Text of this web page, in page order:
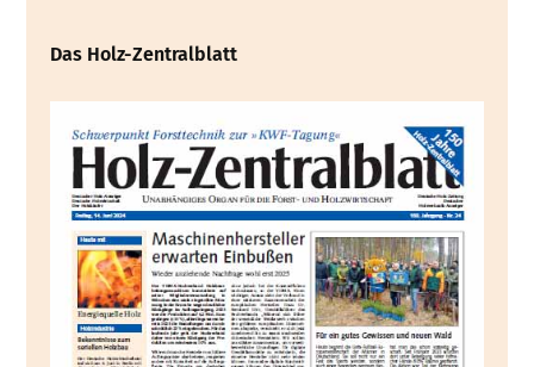
Das Holz-Zentralblatt